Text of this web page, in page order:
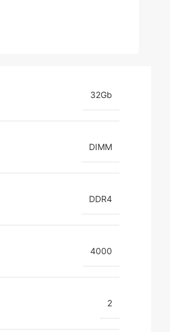
32Gb
DIMM
DDR4
4000
2